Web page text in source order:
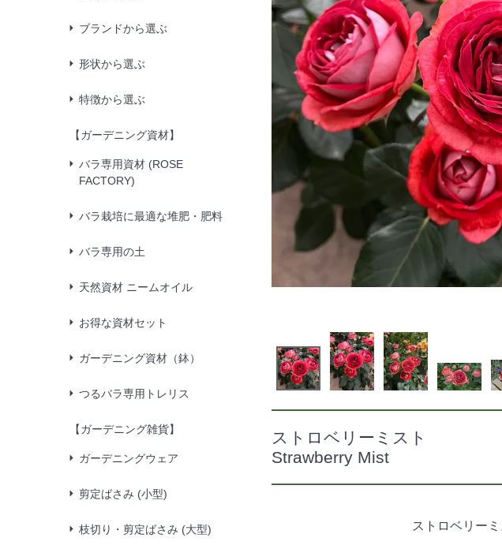
ブランドから選ぶ
形状から選ぶ
特徴から選ぶ
【ガーデニング資材】
バラ専用資材 (ROSE
FACTORY)
バラ栽培に最適な堆肥・肥料
バラ専用の土
天然資材 ニームオイル
お得な資材セット
ガーデニング資材（鉢）
つるバラ専用トレリス
【ガーデニング雑貨】
ガーデニングウェア
剪定ばさみ (小型)
枝切り・剪定ばさみ (大型)
ストロベリーミスト
Strawberry Mist
ストロベリー